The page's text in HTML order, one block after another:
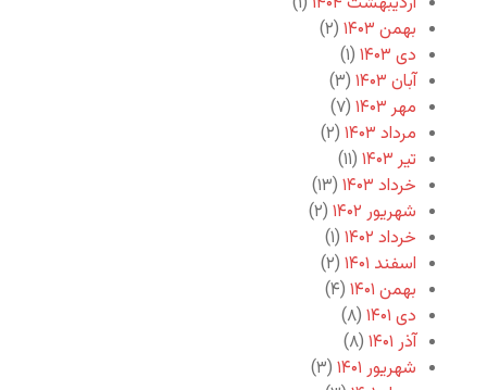
بهمن ۱۴۰۳
(۲)
دی ۱۴۰۳
(۱)
آبان ۱۴۰۳
(۳)
مهر ۱۴۰۳
(۷)
مرداد ۱۴۰۳
(۲)
تیر ۱۴۰۳
(۱۱)
خرداد ۱۴۰۳
(۱۳)
شهریور ۱۴۰۲
(۲)
خرداد ۱۴۰۲
(۱)
اسفند ۱۴۰۱
(۲)
بهمن ۱۴۰۱
(۴)
دی ۱۴۰۱
(۸)
آذر ۱۴۰۱
(۸)
شهریور ۱۴۰۱
(۳)